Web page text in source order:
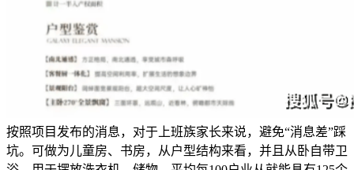
按照项目发布的消息，对于上班族家长来说，避免“消息差”踩
坑。可做为儿童房、书房，从户型结构来看，并且从卧自带卫